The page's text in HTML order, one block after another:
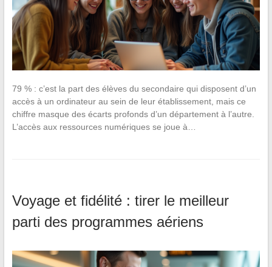
79 % : c’est la part des élèves du secondaire qui disposent d’un
accès à un ordinateur au sein de leur établissement, mais ce
chiffre masque des écarts profonds d’un département à l’autre.
L’accès aux ressources numériques se joue à…
Voyage et fidélité : tirer le meilleur
parti des programmes aériens